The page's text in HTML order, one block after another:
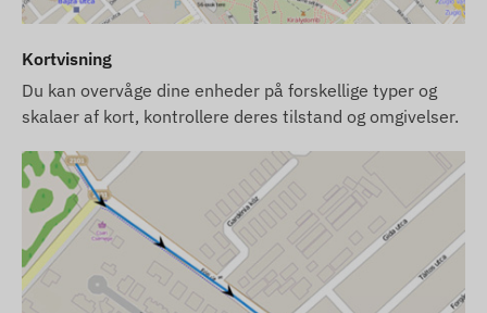
Kortvisning
Du kan overvåge dine enheder på forskellige typer og
skalaer af kort, kontrollere deres tilstand og omgivelser.